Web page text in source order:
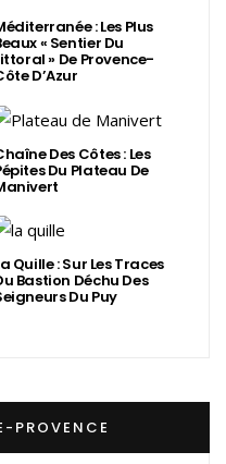
: Les Plus
« Sentier Du
» De Provence-
D’Azur
Des Côtes : Les
Du Plateau De
Quille : Sur Les Traces
Bastion Déchu Des
Du Puy
PROVENCE